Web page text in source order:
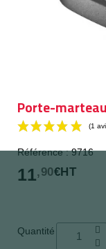
Porte-
Référence : 9716
11,90€HT
Quantité